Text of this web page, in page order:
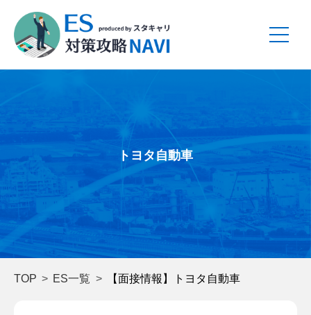
トヨタ自動車
TOP ES一覧 【面接情報】トヨタ自動車